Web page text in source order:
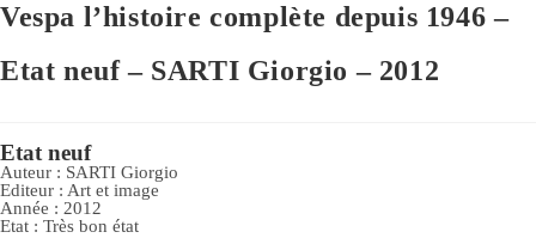
Vespa l’histoire complète depuis 1946 –
Etat neuf – SARTI Giorgio – 2012
Etat neuf
Auteur : SARTI Giorgio
Editeur : Art et image
Année : 2012
Etat : Très bon état